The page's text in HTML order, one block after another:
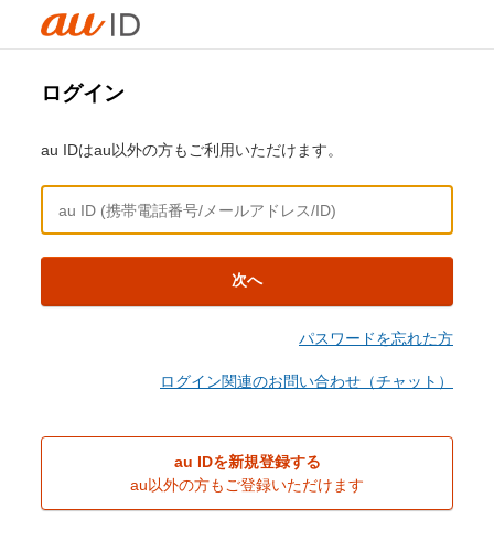
ログイン
au IDはau以外の方もご利用いただけます。
次へ
パスワードを忘れた方
ログイン関連のお問い合わせ（チャット）
au IDを新規登録する
au以外の方もご登録いただけます